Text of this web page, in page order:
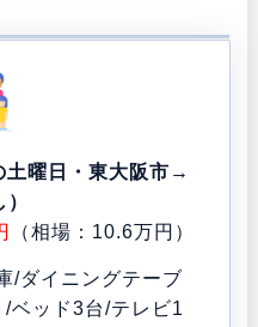
土曜日・東大阪市→
（相場：10.6万円）
/ダイニングテーブ
ベッド3台/テレビ1